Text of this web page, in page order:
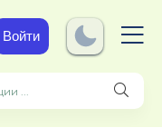
Войти